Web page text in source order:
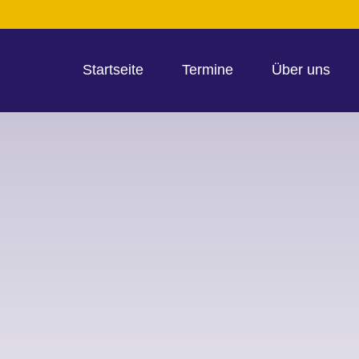
Startseite Termine Über uns